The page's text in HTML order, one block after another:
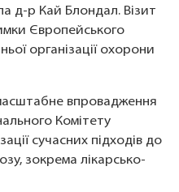
д-р Кай Блондал. Візит
Європейського
організації охорони
впровадження
Комітету
сучасних підходів до
зокрема лікарсько-